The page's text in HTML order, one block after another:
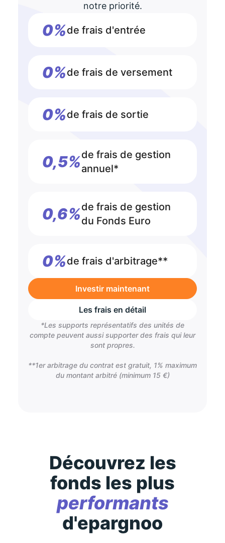
notre priorité.
0%de frais d'entrée
0%de frais de versement
0%de frais de sortie
0,5%de frais de gestion
annuel*
0,6%de frais de gestion
du Fonds Euro
0%de frais d'arbitrage**
Investir maintenant
Les frais en détail
*Les supports représentatifs des unités de
compte peuvent aussi supporter des frais qui leur
sont propres.
**1er arbitrage du contrat est gratuit, 1% maximum
du montant arbitré (minimum 15 €)
Découvrez les
fonds les plus
performants
d'epargnoo